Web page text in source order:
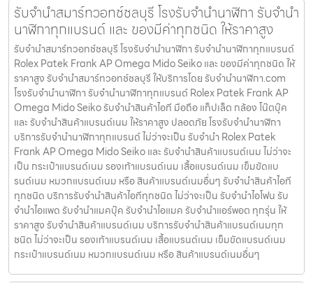
รับจำนำสมาร์ทวอทช์ชลบุรี โรงรับจำนำนาฬิกา รับจำนำ
นาฬิกาทุกแบรนด์ และ ของมีค่าทุกชนิด ให้ราคาสูง
รับจำนำสมาร์ทวอทช์ชลบุรี โรงรับจำนำนาฬิกา รับจำนำนาฬิกาทุกแบรนด์
Rolex Patek Frank AP Omega Mido Seiko และ ของมีค่าทุกชนิด ให้
ราคาสูง รับจำนำสมาร์ทวอทช์ชลบุรี ให้บริการโดย รับจํานํานาฬิกา.com
โรงรับจำนำนาฬิกา รับจำนำนาฬิกาทุกแบรนด์ Rolex Patek Frank AP
Omega Mido Seiko รับจำนำสินค้าไอที มือถือ แท็ปเล็ต กล้อง โน๊ตบุ๊ค
และ รับจำนำสินค้าแบรนด์เนม ให้ราคาสูง ปลอดภัย โรงรับจำนำนาฬิกา
บริการรับจำนำนาฬิกาทุกแบรนด์ ไม่ว่าจะเป็น รับจำนำ Rolex Patek
Frank AP Omega Mido Seiko และ รับจำนำสินค้าแบรนด์เนม ไม่ว่าจะ
เป็น กระเป๋าแบรนด์เนม รองเท้าแบรนด์เนม เสื้อแบรนด์เนม เข็มขัดแบ
รนด์เนม หมวกแบรนด์เนม หรือ สินค้าแบรนด์เนมอื่นๆ รับจำนำสินค้าไอที
ทุกชนิด บริการรับจำนำสินค้าไอทีทุกชนิด ไม่ว่าจะเป็น รับจำนำไอโฟน รับ
จำนำไอแพด รับจำนำแมคบุ๊ค รับจำนำไอแมค รับจำนำแอร์พอต ทุกรุ่น ให้
ราคาสูง รับจำนำสินค้าแบรนด์เนม บริการรับจำนำสินค้าแบรนด์เนมทุก
ชนิด ไม่ว่าจะเป็น รองเท้าแบรนด์เนม เสื้อแบรนด์เนม เข็มขัดแบรนด์เนม
กระเป๋าแบรนด์เนม หมวกแบรนด์เนม หรือ สินค้าแบรนด์เนมอื่นๆ